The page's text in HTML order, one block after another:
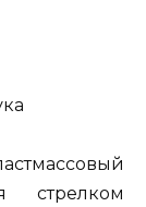
стрелком